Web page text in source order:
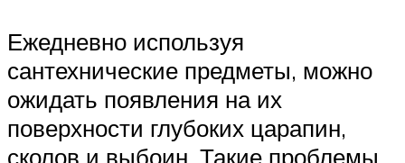
Ежедневно используя
сантехнические предметы, можно
ожидать появления на их
поверхности глубоких царапин,
сколов и выбоин. Такие проблемы